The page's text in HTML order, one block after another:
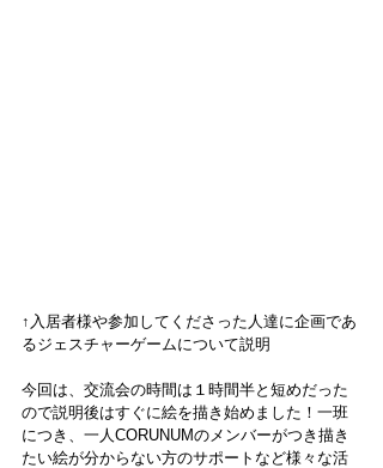
↑入居者様や参加してくださった人達に企画であ
るジェスチャーゲームについて説明
今回は、交流会の時間は１時間半と短めだった
ので説明後はすぐに絵を描き始めました！一班
につき、一人CORUNUMのメンバーがつき描き
たい絵が分からない方のサポートなど様々な活